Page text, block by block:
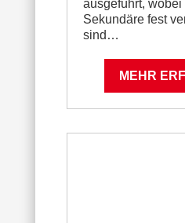
ausgeführt, wobei
Sekundäre fest
sind…
MEHR